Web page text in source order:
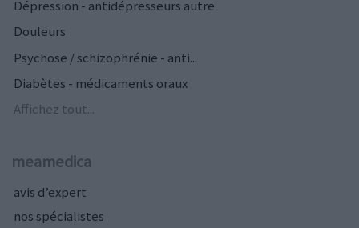
Dépression - antidépresseurs autre
Douleurs
Psychose / schizophrénie - anti...
Diabètes - médicaments oraux
Affichez tout...
meamedica
avis d’expert
nos spécialistes